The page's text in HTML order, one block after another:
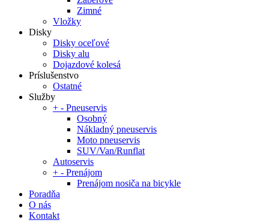
Zimné
Vložky
Disky
Disky oceľové
Disky alu
Dojazdové kolesá
Príslušenstvo
Ostatné
Služby
+ - Pneuservis
Osobný
Nákladný pneuservis
Moto pneuservis
SUV/Van/Runflat
Autoservis
+ - Prenájom
Prenájom nosiča na bicykle
Poradňa
O nás
Kontakt